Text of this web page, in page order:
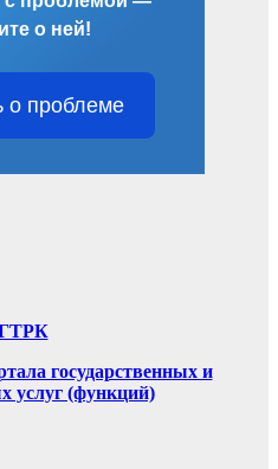
о ней!
о проблеме